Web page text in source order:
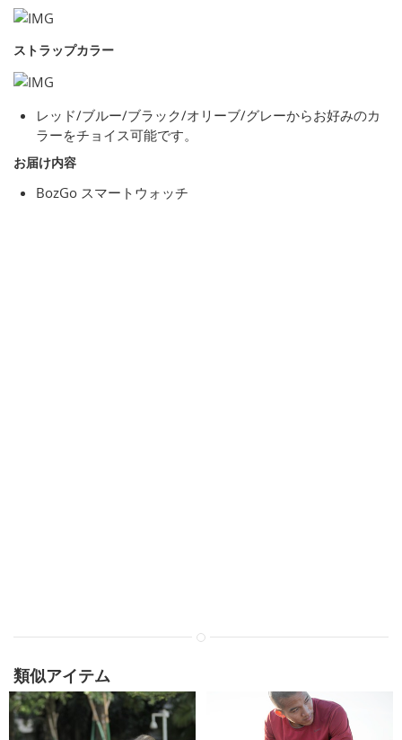
ストラップカラー
レッド/ブルー/ブラック/オリーブ/グレーからお好みのカ
ラーをチョイス可能です。
お届け内容
BozGo スマートウォッチ
類似アイテム